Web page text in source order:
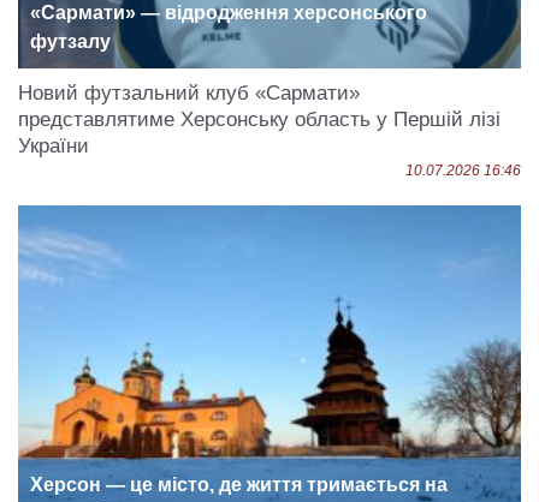
«Сармати» — відродження херсонського
футзалу
Новий футзальний клуб «Сармати»
представлятиме Херсонську область у Першій лізі
України
10.07.2026 16:46
Херсон — це місто, де життя тримається на